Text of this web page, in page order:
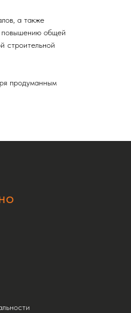
а также
повышению общей
строительной
продуманным